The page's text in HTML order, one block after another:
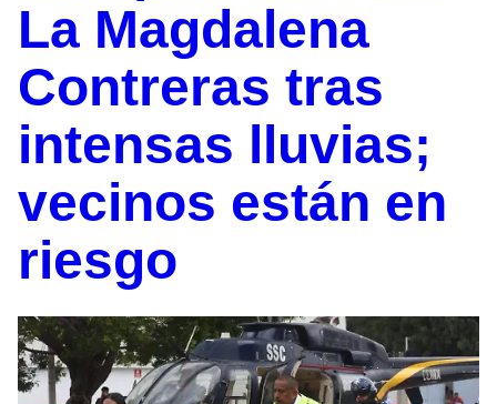
La Magdalena
Contreras tras
intensas lluvias;
vecinos están en
riesgo